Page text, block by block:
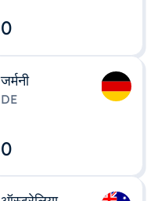
0
जर्मनी
DE
0